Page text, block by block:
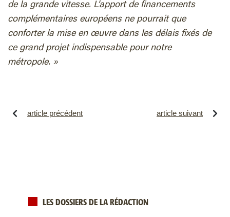
de la grande vitesse. L’apport de financements
complémentaires européens ne pourrait que
conforter la mise en œuvre dans les délais fixés de
ce grand projet indispensable pour notre
métropole. »
article précédent article suivant
LES DOSSIERS DE LA RÉDACTION